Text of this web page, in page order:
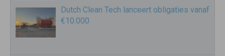
Dutch Clean Tech lanceert obligaties vanaf
€10.000